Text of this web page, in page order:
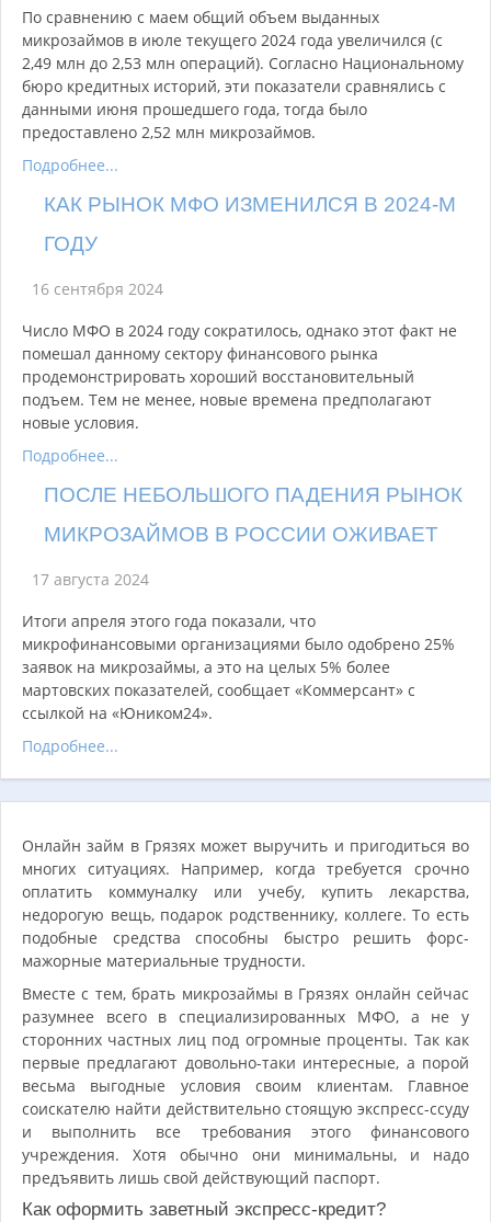
По сравнению с маем общий объем выданных
микрозаймов в июле текущего 2024 года увеличился (с
2,49 млн до 2,53 млн операций). Согласно Национальному
бюро кредитных историй, эти показатели сравнялись с
данными июня прошедшего года, тогда было
предоставлено 2,52 млн микрозаймов.
Подробнее...
КАК РЫНОК МФО ИЗМЕНИЛСЯ В 2024-М
ГОДУ
16 сентября 2024
Число МФО в 2024 году сократилось, однако этот факт не
помешал данному сектору финансового рынка
продемонстрировать хороший восстановительный
подъем. Тем не менее, новые времена предполагают
новые условия.
Подробнее...
ПОСЛЕ НЕБОЛЬШОГО ПАДЕНИЯ РЫНОК
МИКРОЗАЙМОВ В РОССИИ ОЖИВАЕТ
17 августа 2024
Итоги апреля этого года показали, что
микрофинансовыми организациями было одобрено 25%
заявок на микрозаймы, а это на целых 5% более
мартовских показателей, сообщает «Коммерсант» с
ссылкой на «Юником24».
Подробнее...
Онлайн займ в Грязях может выручить и пригодиться во
многих ситуациях. Например, когда требуется срочно
оплатить коммуналку или учебу, купить лекарства,
недорогую вещь, подарок родственнику, коллеге. То есть
подобные средства способны быстро решить форс-
мажорные материальные трудности.
Вместе с тем, брать микрозаймы в Грязях онлайн сейчас
разумнее всего в специализированных МФО, а не у
сторонних частных лиц под огромные проценты. Так как
первые предлагают довольно-таки интересные, а порой
весьма выгодные условия своим клиентам. Главное
соискателю найти действительно стоящую экспресс-ссуду
и выполнить все требования этого финансового
учреждения. Хотя обычно они минимальны, и надо
предъявить лишь свой действующий паспорт.
Как оформить заветный экспресс-кредит?